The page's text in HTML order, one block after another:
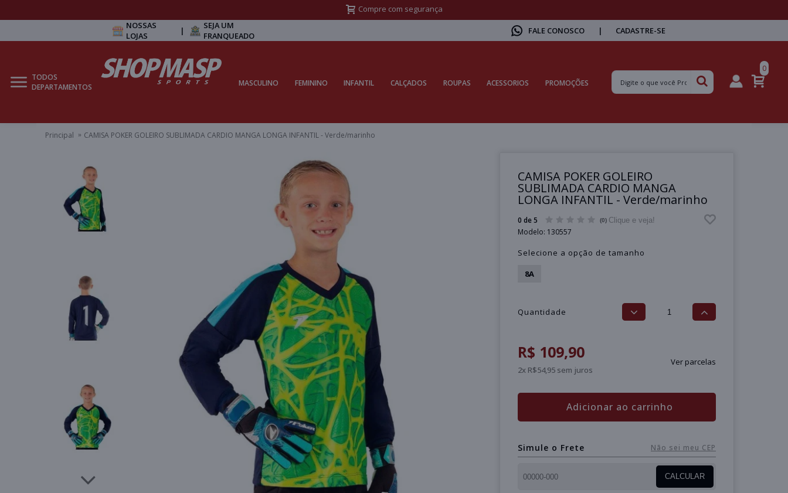
Frete Grátis Sul acima de R$399,99 e Sudeste acima de R$499,99
NOSSAS
LOJAS
|
SEJA UM
FRANQUEADO
FALE CONOSCO | CADASTRE-SE
TODOS
DEPARTAMENTOS
MASCULINO FEMININO INFANTIL CALÇADOS ROUPAS ACESSORIOS PROMOÇÕES
0
Principal CAMISA POKER GOLEIRO SUBLIMADA CARDIO MANGA LONGA INFANTIL - Verde/marinho
CAMISA POKER GOLEIRO
SUBLIMADA CARDIO MANGA
LONGA INFANTIL - Verde/marinho
0 de 5 (0) Clique e veja!
Modelo: 130557
Selecione a opção de tamanho
8A
Quantidade
Ver parcelas
R$ 109,90
2x R$54,95 sem juros
Adicionar ao carrinho
Simule o Frete Não sei meu CEP
CALCULAR